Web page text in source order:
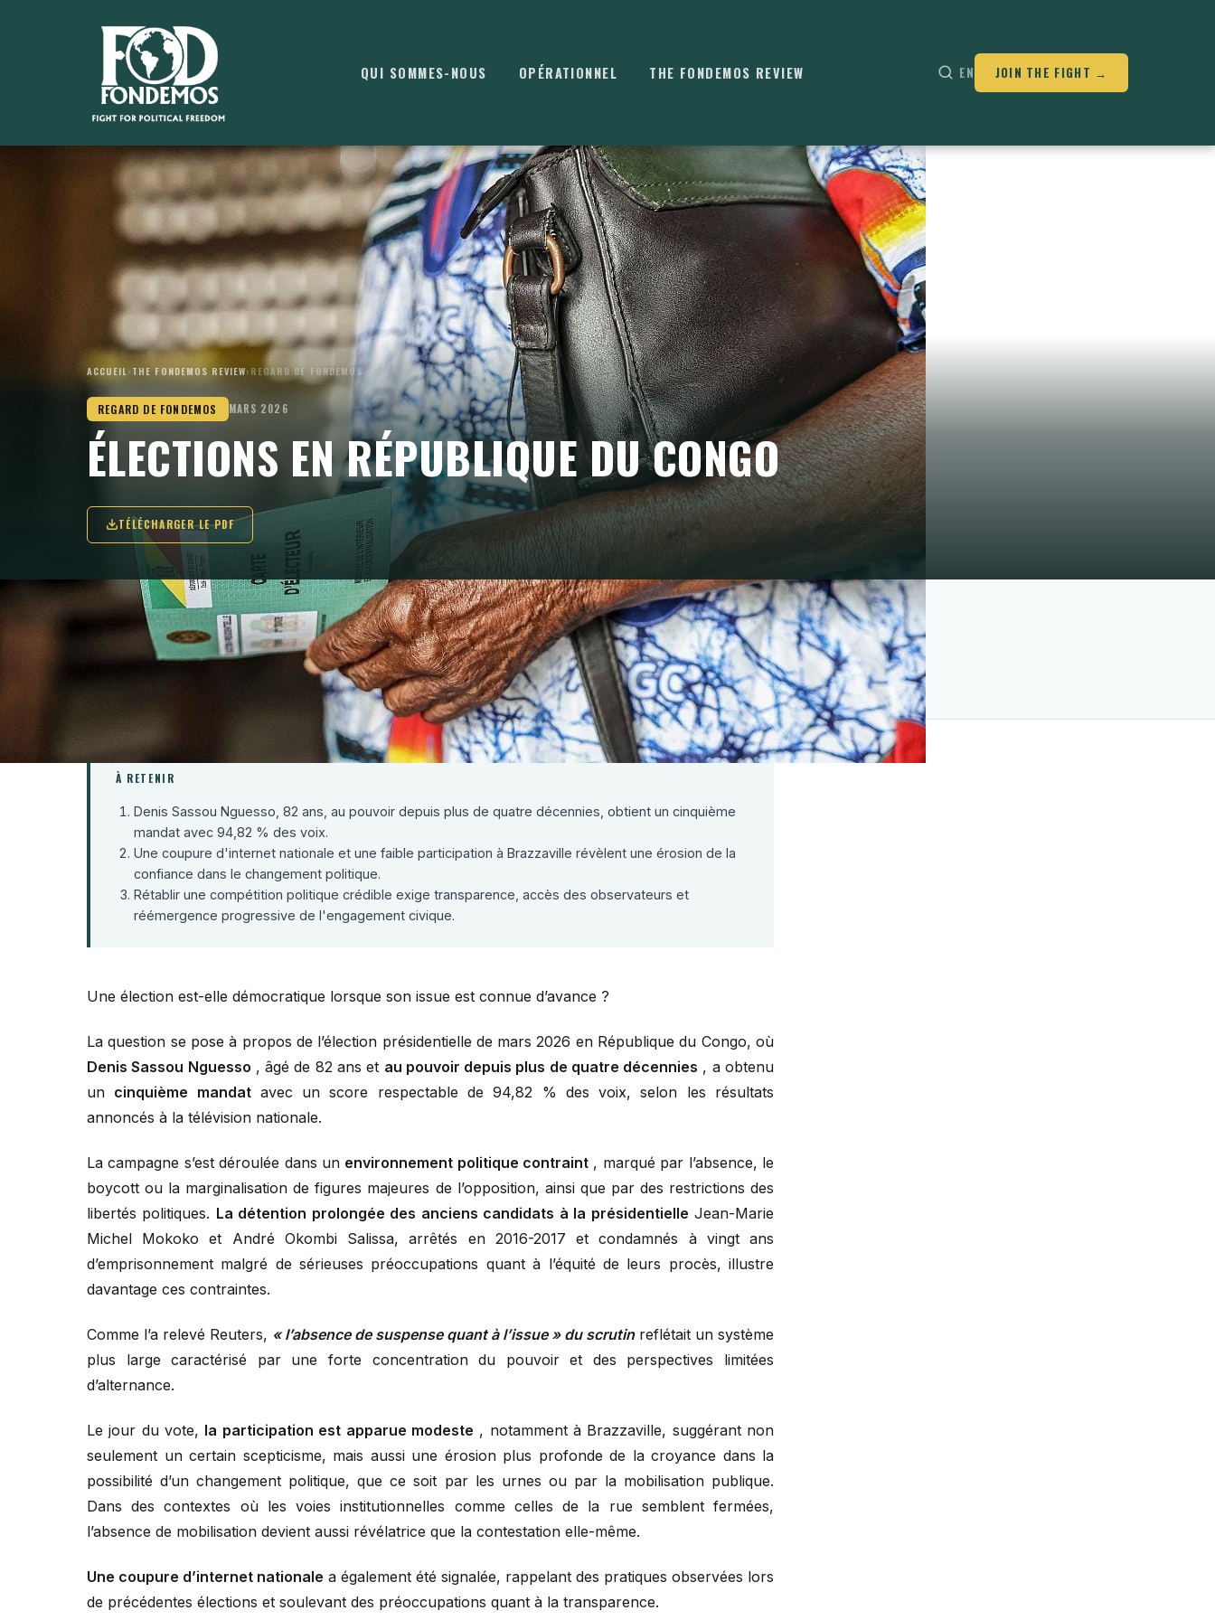
QUI SOMMES-NOUS OPÉRATIONNEL THE FONDEMOS REVIEW EN JOIN THE FIGHT →
⌘ K
ACCUEIL› THE FONDEMOS REVIEW› REGARD DE FONDEMOS
REGARD DE FONDEMOS MARS 2026
ÉLECTIONS EN RÉPUBLIQUE DU CONGO
TÉLÉCHARGER LE PDF
Dans ce contexte, les enjeux dépassent un résultat largement anticipé. La question n'est
pas tant de savoir si une élection a eu lieu que de déterminer si elle offre un cadre
À RETENIR
Denis Sassou Nguesso, 82 ans, au pouvoir depuis plus de quatre décennies, obtient un cinquième
mandat avec 94,82 % des voix.
Une coupure d'internet nationale et une faible participation à Brazzaville révèlent une érosion de la
confiance dans le changement politique.
Rétablir une compétition politique crédible exige transparence, accès des observateurs et
réémergence progressive de l'engagement civique.
Une élection est-elle démocratique lorsque son issue est connue d’avance ?
La question se pose à propos de l’élection présidentielle de mars 2026 en République du Congo, où
Denis Sassou Nguesso , âgé de 82 ans et au pouvoir depuis plus de quatre décennies , a obtenu
un cinquième mandatavec un score respectable de 94,82 % des voix, selon les résultats
annoncés à la télévision nationale.
La campagne s’est déroulée dans un environnement politique contraint , marqué par l’absence, le
boycott ou la marginalisation de figures majeures de l’opposition, ainsi que par des restrictions des
libertés politiques. La détention prolongée des anciens candidats à la présidentielle Jean-Marie
Michel Mokoko et André Okombi Salissa, arrêtés en 2016-2017 et condamnés à vingt ans
d’emprisonnement malgré de sérieuses préoccupations quant à l’équité de leurs procès, illustre
davantage ces contraintes.
Comme l’a relevé Reuters, « l’absence de suspense quant à l’issue » du scrutinreflétait un système
plus large caractérisé par une forte concentration du pouvoir et des perspectives limitées
d’alternance.
Le jour du vote, la participation est apparue modeste , notamment à Brazzaville, suggérant non
seulement un certain scepticisme, mais aussi une érosion plus profonde de la croyance dans la
possibilité d’un changement politique, que ce soit par les urnes ou par la mobilisation publique.
Dans des contextes où les voies institutionnelles comme celles de la rue semblent fermées,
l’absence de mobilisation devient aussi révélatrice que la contestation elle-même.
Une coupure d’internet nationale a également été signalée, rappelant des pratiques observées lors
de précédentes élections et soulevant des préoccupations quant à la transparence.